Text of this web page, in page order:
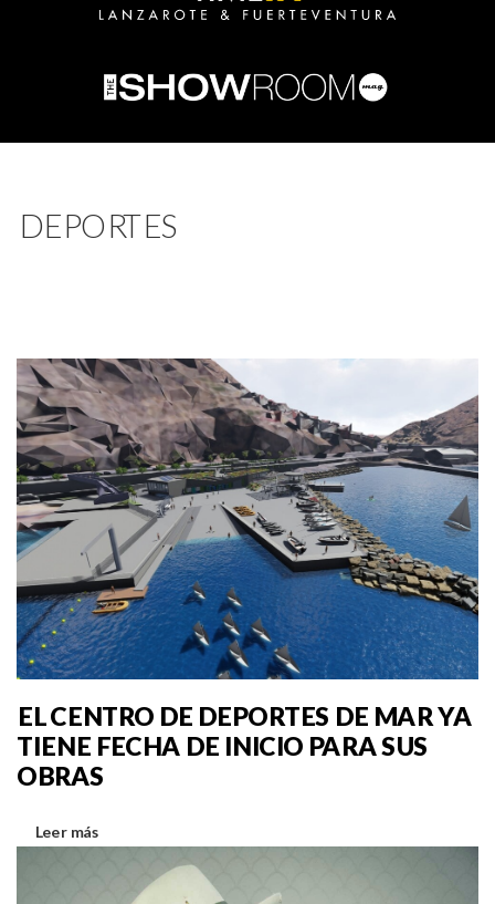
DEPORTES
EL CENTRO DE DEPORTES DE MAR YA
TIENE FECHA DE INICIO PARA SUS
OBRAS
Leer más